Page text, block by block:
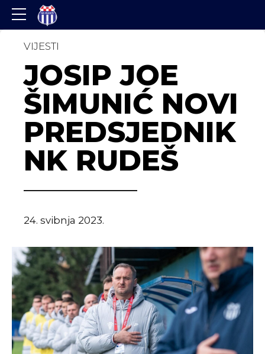
VIJESTI
JOSIP JOE
ŠIMUNIĆ NOVI
PREDSJEDNIK
NK RUDEŠ
24. svibnja 2023.